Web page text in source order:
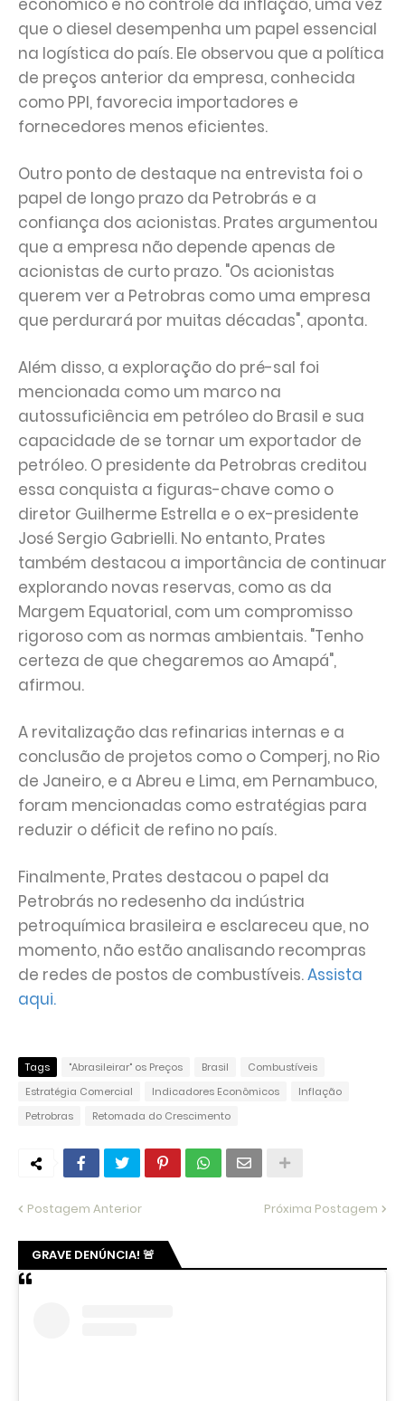
que o diesel desempenha um papel essencial
na logística do país. Ele observou que a política
de preços anterior da empresa, conhecida
como PPI, favorecia importadores e
fornecedores menos eficientes.
Outro ponto de destaque na entrevista foi o
papel de longo prazo da Petrobrás e a
confiança dos acionistas. Prates argumentou
que a empresa não depende apenas de
acionistas de curto prazo. "Os acionistas
querem ver a Petrobras como uma empresa
que perdurará por muitas décadas", aponta.
Além disso, a exploração do pré-sal foi
mencionada como um marco na
autossuficiência em petróleo do Brasil e sua
capacidade de se tornar um exportador de
petróleo. O presidente da Petrobras creditou
essa conquista a figuras-chave como o
diretor Guilherme Estrella e o ex-presidente
José Sergio Gabrielli. No entanto, Prates
também destacou a importância de continuar
explorando novas reservas, como as da
Margem Equatorial, com um compromisso
rigoroso com as normas ambientais. "Tenho
certeza de que chegaremos ao Amapá",
afirmou.
A revitalização das refinarias internas e a
conclusão de projetos como o Comperj, no Rio
de Janeiro, e a Abreu e Lima, em Pernambuco,
foram mencionadas como estratégias para
reduzir o déficit de refino no país.
Finalmente, Prates destacou o papel da
Petrobrás no redesenho da indústria
petroquímica brasileira e esclareceu que, no
momento, não estão analisando recompras
de redes de postos de combustíveis.Assista
aqui.
Tags "Abrasileirar" os Preços Brasil
Combustíveis
Estratégia Comercial
Indicadores Econômicos
Inflação
Petrobras
Retomada do Crescimento
Postagem Anterior Próxima Postagem
GRAVE DENÚNCIA! 🚨